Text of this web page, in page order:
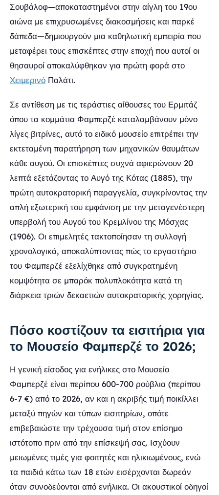
Σουβάλοφ—αποκαταστημένοι στην αίγλη του 19ου
αιώνα με επιχρυσωμένες διακοσμήσεις και παρκέ
δάπεδα—δημιουργούν μια καθηλωτική εμπειρία που
μεταφέρει τους επισκέπτες στην εποχή που αυτοί οι
θησαυροί αποκαλύφθηκαν για πρώτη φορά στο
Χειμερινό Παλάτι.
Σε αντίθεση με τις τεράστιες αίθουσες του Ερμιτάζ
όπου τα κομμάτια Φαμπερζέ καταλαμβάνουν μόνο
λίγες βιτρίνες, αυτό το ειδικό μουσείο επιτρέπει την
εκτεταμένη παρατήρηση των μηχανικών θαυμάτων
κάθε αυγού. Οι επισκέπτες συχνά αφιερώνουν 20
λεπτά εξετάζοντας το Αυγό της Κότας (1885), την
πρώτη αυτοκρατορική παραγγελία, συγκρίνοντας την
απλή εξωτερική του εμφάνιση με την μεταγενέστερη
υπερβολή του Αυγού του Κρεμλίνου της Μόσχας
(1906). Οι επιμελητές τακτοποίησαν τη συλλογή
χρονολογικά, αποκαλύπτοντας πώς το εργαστήριο
του Φαμπερζέ εξελίχθηκε από συγκρατημένη
κομψότητα σε μπαρόκ πολυπλοκότητα κατά τη
διάρκεια τριών δεκαετιών αυτοκρατορικής χορηγίας.
Πόσο κοστίζουν τα εισιτήρια για
το Μουσείο Φαμπερζέ το 2026;
Η γενική είσοδος για ενήλικες στο Μουσείο
Φαμπερζέ είναι περίπου 600-700 ρούβλια (περίπου
6-7 €) από το 2026, αν και η ακριβής τιμή ποικίλλει
μεταξύ πηγών και τύπων εισιτηρίων, οπότε
επιβεβαιώστε την τρέχουσα τιμή στον επίσημο
ιστότοπο πριν από την επίσκεψή σας. Ισχύουν
μειωμένες τιμές για φοιτητές και ηλικιωμένους, ενώ
τα παιδιά κάτω των 18 ετών εισέρχονται δωρεάν
όταν συνοδεύονται από ενήλικα. Οι ακουστικοί οδηγοί